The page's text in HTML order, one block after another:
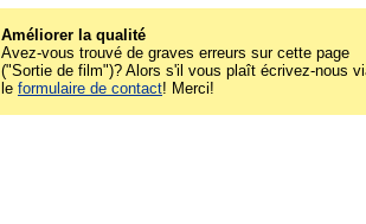
Améliorer la qualité
Avez-vous trouvé de graves erreurs sur cette page
("Sortie de film")? Alors s'il vous plaît écrivez-nous
le formulaire de contact! Merci!